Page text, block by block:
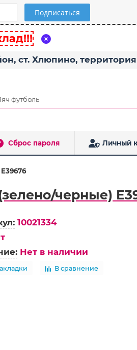
ст. Хлюпино,
Сброс пароля Личный
черные)
10021334
Нет в наличии
В сравнение